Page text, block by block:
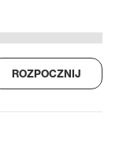
ROZPOCZNIJ